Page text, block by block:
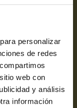
personalizar
de redes
web con
y análisis
información